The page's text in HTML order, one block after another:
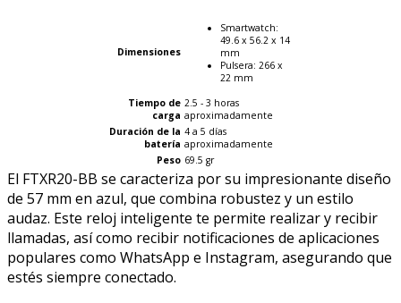
Dimensiones
Smartwatch:
49.6 x 56.2 x 14
mm
Pulsera: 266 x
22 mm
Tiempo de
carga
2.5 - 3 horas
aproximadamente
Duración de la
batería
4 a 5 días
aproximadamente
Peso 69.5 gr
El FTXR20-BB se caracteriza por su impresionante diseño
de 57 mm en azul, que combina robustez y un estilo
audaz. Este reloj inteligente te permite realizar y recibir
llamadas, así como recibir notificaciones de aplicaciones
populares como WhatsApp e Instagram, asegurando que
estés siempre conectado.